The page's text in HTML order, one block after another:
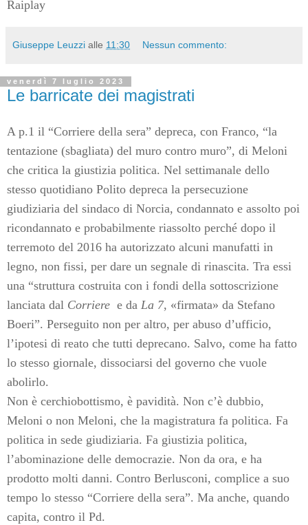
Raiplay
Giuseppe Leuzzi alle 11:30 Nessun commento:
venerdì 7 luglio 2023
Le barricate dei magistrati
A p.1 il “Corriere della sera” depreca, con Franco, “la
tentazione (sbagliata) del muro contro muro”, di Meloni
che critica la giustizia politica. Nel settimanale dello
stesso quotidiano Polito depreca la persecuzione
giudiziaria del sindaco di Norcia, condannato e assolto poi
ricondannato e probabilmente riassolto perché dopo il
terremoto del 2016 ha autorizzato alcuni manufatti in
legno, non fissi, per dare un segnale di rinascita. Tra essi
una “struttura costruita con i fondi della sottoscrizione
lanciata dal Corriere e da La 7, «firmata» da Stefano
Boeri”. Perseguito non per altro, per abuso d’ufficio,
l’ipotesi di reato che tutti deprecano. Salvo, come ha fatto
lo stesso giornale, dissociarsi del governo che vuole
abolirlo.
Non è cerchiobottismo, è pavidità. Non c’è dubbio,
Meloni o non Meloni, che la magistratura fa politica. Fa
politica in sede giudiziaria. Fa giustizia politica,
l’abominazione delle democrazie. Non da ora, e ha
prodotto molti danni. Contro Berlusconi, complice a suo
tempo lo stesso “Corriere della sera”. Ma anche, quando
capita, contro il Pd.